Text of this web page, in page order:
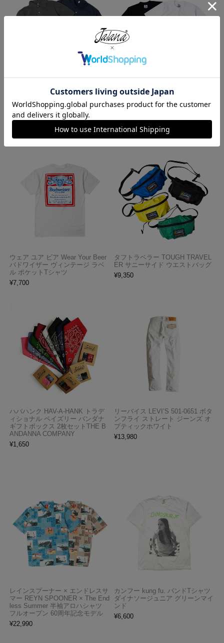
LES APPAREL 18412GD 18/1 シ
ョートスリーブ ポロTシャツ
¥6,990
ェイト コットン 半袖 クルーネッ
ク Tシャツ
今週のベストセラー
ウェア ユア ビア Wear Your Beer
バドワイザー ヴィンテージ ラベ
ル ポケットTシャツ
¥7,700
タフトラベラー TOUGH TRAVEL
ER サニーサイド ウエストバッグ
¥9,350
ハバハンク HAV-A-HANK トラデ
ィショナル ペイズリー バンダナ
ギフトボックス 2枚セットTHE B
ANDANNA COMPANY
¥1,650
リーバイス LEVI’S 501-0651 ボタ
ンフライ ストレート ジーンズ オ
プティックホワイト
¥13,980
レインスプーナー × エンドレスサ
マー REYN SPOONER × The End
less Summer 半袖アロハシャツ
フルオープン 60周年記念モデル
¥22,990
カンフー kung fu. バンドTシャツ
ダイナソージュニア グリーンマイ
ンド
¥6,600